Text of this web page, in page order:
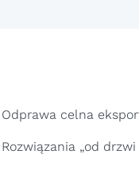
Odprawa celna
Rozwiązania „od